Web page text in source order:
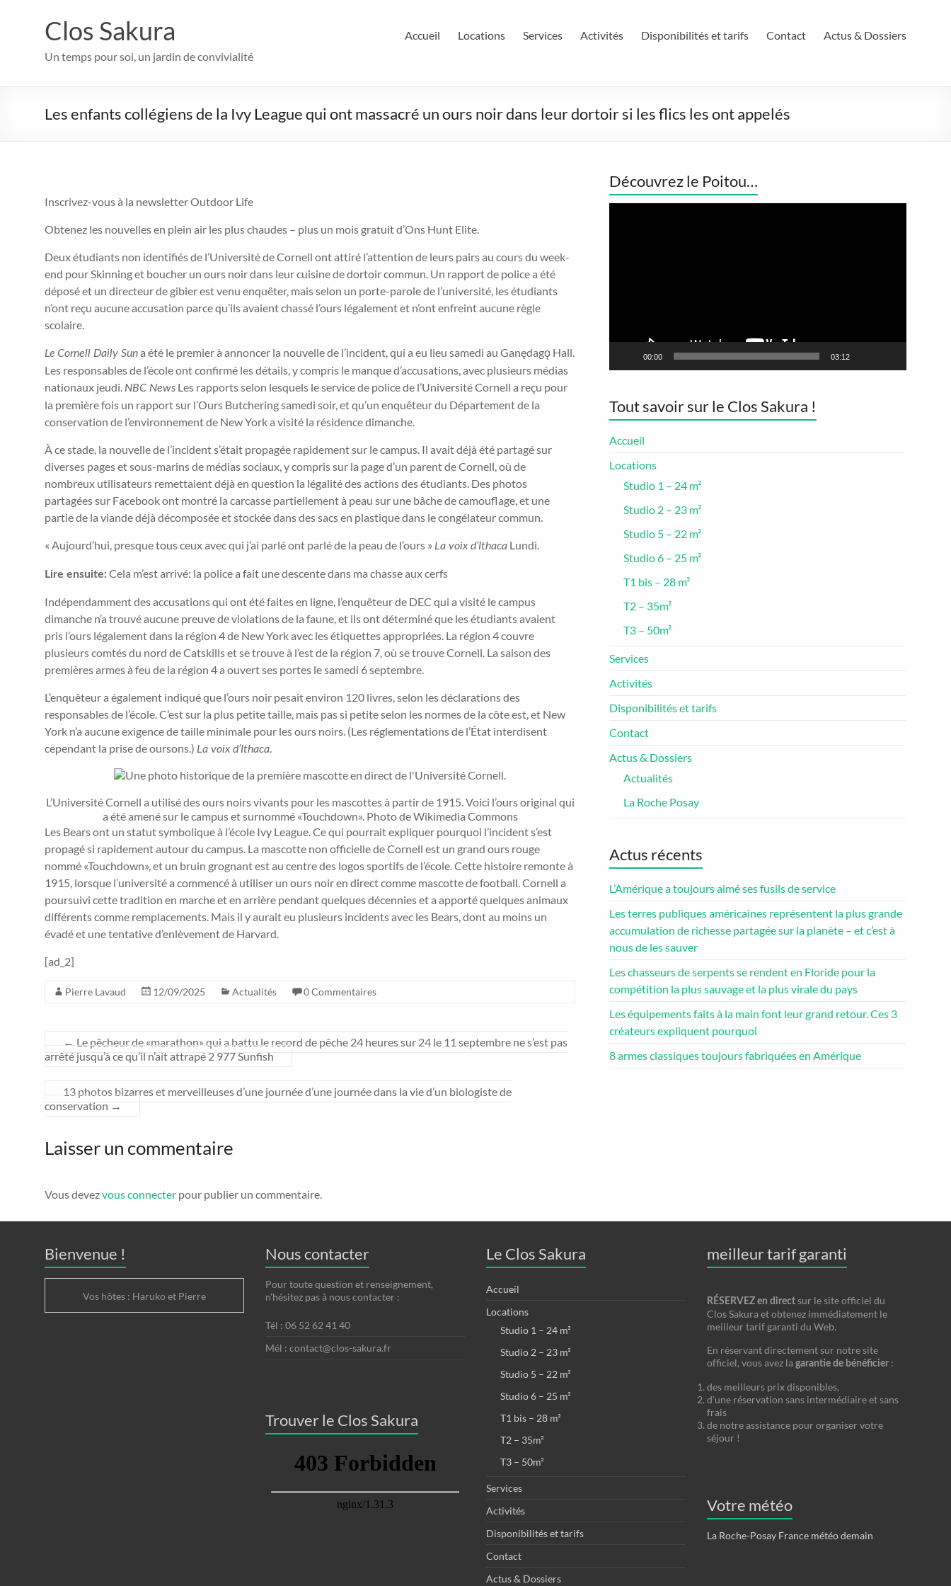
Clos Sakura
Un temps pour soi, un jardin de convivialité
Accueil Locations Services Activités Disponibilités et tarifs Contact Actus & Dossiers
Les enfants collégiens de la Ivy League qui ont massacré un ours noir dans leur dortoir si les flics les ont appelés
Inscrivez-vous à la newsletter Outdoor Life
Obtenez les nouvelles en plein air les plus chaudes – plus un mois gratuit d’Ons Hunt Elite.
Deux étudiants non identifiés de l’Université de Cornell ont attiré l’attention de leurs pairs au cours du week-
end pour Skinning et boucher un ours noir dans leur cuisine de dortoir commun. Un rapport de police a été
déposé et un directeur de gibier est venu enquêter, mais selon un porte-parole de l’université, les étudiants
n’ont reçu aucune accusation parce qu’ils avaient chassé l’ours légalement et n’ont enfreint aucune règle
scolaire.
Le Cornell Daily Suna été le premier à annoncer la nouvelle de l’incident, qui a eu lieu samedi au Ganędagǫ Hall.
Les responsables de l’école ont confirmé les détails, y compris le manque d’accusations, avec plusieurs médias
nationaux jeudi. NBC News Les rapports selon lesquels le service de police de l’Université Cornell a reçu pour
la première fois un rapport sur l’Ours Butchering samedi soir, et qu’un enquêteur du Département de la
conservation de l’environnement de New York a visité la résidence dimanche.
À ce stade, la nouvelle de l’incident s’était propagée rapidement sur le campus. Il avait déjà été partagé sur
diverses pages et sous-marins de médias sociaux, y compris sur la page d’un parent de Cornell, où de
nombreux utilisateurs remettaient déjà en question la légalité des actions des étudiants. Des photos
partagées sur Facebook ont ​​montré la carcasse partiellement à peau sur une bâche de camouflage, et une
partie de la viande déjà décomposée et stockée dans des sacs en plastique dans le congélateur commun.
« Aujourd’hui, presque tous ceux avec qui j’ai parlé ont parlé de la peau de l’ours » La voix d’Ithaca Lundi.
Lire ensuite: Cela m’est arrivé: la police a fait une descente dans ma chasse aux cerfs
Indépendamment des accusations qui ont été faites en ligne, l’enquêteur de DEC qui a visité le campus
dimanche n’a trouvé aucune preuve de violations de la faune, et ils ont déterminé que les étudiants avaient
pris l’ours légalement dans la région 4 de New York avec les étiquettes appropriées. La région 4 couvre
plusieurs comtés du nord de Catskills et se trouve à l’est de la région 7, où se trouve Cornell. La saison des
premières armes à feu de la région 4 a ouvert ses portes le samedi 6 septembre.
L’enquêteur a également indiqué que l’ours noir pesait environ 120 livres, selon les déclarations des
responsables de l’école. C’est sur la plus petite taille, mais pas si petite selon les normes de la côte est, et New
York n’a aucune exigence de taille minimale pour les ours noirs. (Les réglementations de l’État interdisent
cependant la prise de oursons.) La voix d’Ithaca.
L’Université Cornell a utilisé des ours noirs vivants pour les mascottes à partir de 1915. Voici l’ours original qui
a été amené sur le campus et surnommé «Touchdown». Photo de Wikimedia Commons
Les Bears ont un statut symbolique à l’école Ivy League. Ce qui pourrait expliquer pourquoi l’incident s’est
propagé si rapidement autour du campus. La mascotte non officielle de Cornell est un grand ours rouge
nommé «Touchdown», et un bruin grognant est au centre des logos sportifs de l’école. Cette histoire remonte à
1915, lorsque l’université a commencé à utiliser un ours noir en direct comme mascotte de football. Cornell a
poursuivi cette tradition en marche et en arrière pendant quelques décennies et a apporté quelques animaux
différents comme remplacements. Mais il y aurait eu plusieurs incidents avec les Bears, dont au moins un
évadé et une tentative d’enlèvement de Harvard.
[ad_2]
Pierre Lavaud 12/09/2025 Actualités 0 Commentaires
← Le pêcheur de «marathon» qui a battu le record de pêche 24 heures sur 24 le 11 septembre ne s’est pas
arrêté jusqu’à ce qu’il n’ait attrapé 2 977 Sunfish
13 photos bizarres et merveilleuses d’une journée d’une journée dans la vie d’un biologiste de
conservation →
Laisser un commentaire
Vous devezvous connecter pour publier un commentaire.
Découvrez le Poitou…
00:00 03:12
Tout savoir sur le Clos Sakura !
Accueil
Locations
Studio 1 – 24 m²
Studio 2 – 23 m²
Studio 5 – 22 m²
Studio 6 – 25 m²
T1 bis – 28 m²
T2 – 35m²
T3 – 50m²
Services
Activités
Disponibilités et tarifs
Contact
Actus & Dossiers
Actualités
La Roche Posay
Actus récents
L’Amérique a toujours aimé ses fusils de service
Les terres publiques américaines représentent la plus grande
accumulation de richesse partagée sur la planète – et c’est à
nous de les sauver
Les chasseurs de serpents se rendent en Floride pour la
compétition la plus sauvage et la plus virale du pays
Les équipements faits à la main font leur grand retour. Ces 3
créateurs expliquent pourquoi
8 armes classiques toujours fabriquées en Amérique
Bienvenue !
Vos hôtes : Haruko et Pierre
Nous contacter
Pour toute question et renseignement,
n’hésitez pas à nous contacter :
Tél : 06 52 62 41 40
Mél : contact@clos-sakura.fr
Trouver le Clos Sakura
Le Clos Sakura
Accueil
Locations
Studio 1 – 24 m²
Studio 2 – 23 m²
Studio 5 – 22 m²
Studio 6 – 25 m²
T1 bis – 28 m²
T2 – 35m²
T3 – 50m²
Services
Activités
Disponibilités et tarifs
Contact
Actus & Dossiers
meilleur tarif garanti
RÉSERVEZ en direct sur le site officiel du
Clos Sakura et obtenez immédiatement le
meilleur tarif garanti du Web.
En réservant directement sur notre site
officiel, vous avez la garantie de bénéficier :
des meilleurs prix disponibles,
d’une réservation sans intermédiaire et sans
frais
de notre assistance pour organiser votre
séjour !
Votre météo
La Roche-Posay France météo demain